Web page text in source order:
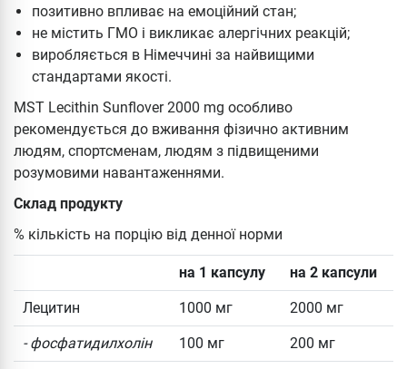
позитивно впливає на емоційний стан;
не містить ГМО і викликає алергічних реакцій;
виробляється в Німеччині за найвищими
стандартами якості.
MST Lecithin Sunflover 2000 mg особливо
рекомендується до вживання фізично активним
людям, спортсменам, людям з підвищеними
розумовими навантаженнями.
Склад продукту
% кількість на порцію від денної норми
на 1 капсулу на 2 капсули
Лецитин 1000 мг 2000 мг
- фосфатидилхолін 100 мг 200 мг